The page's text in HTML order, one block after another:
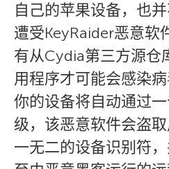
自己的苹果设备，也
遭受KeyRaider恶意软
有从Cydia第三方源仓
用程序才可能会感染病
你的设备将自动通过
级，该恶意软件会盗
一无二的设备识别符